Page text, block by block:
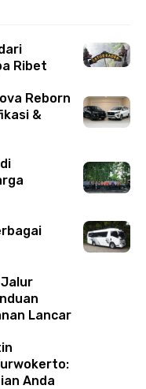
Ribet
Reborn
&
Lancar
Anda